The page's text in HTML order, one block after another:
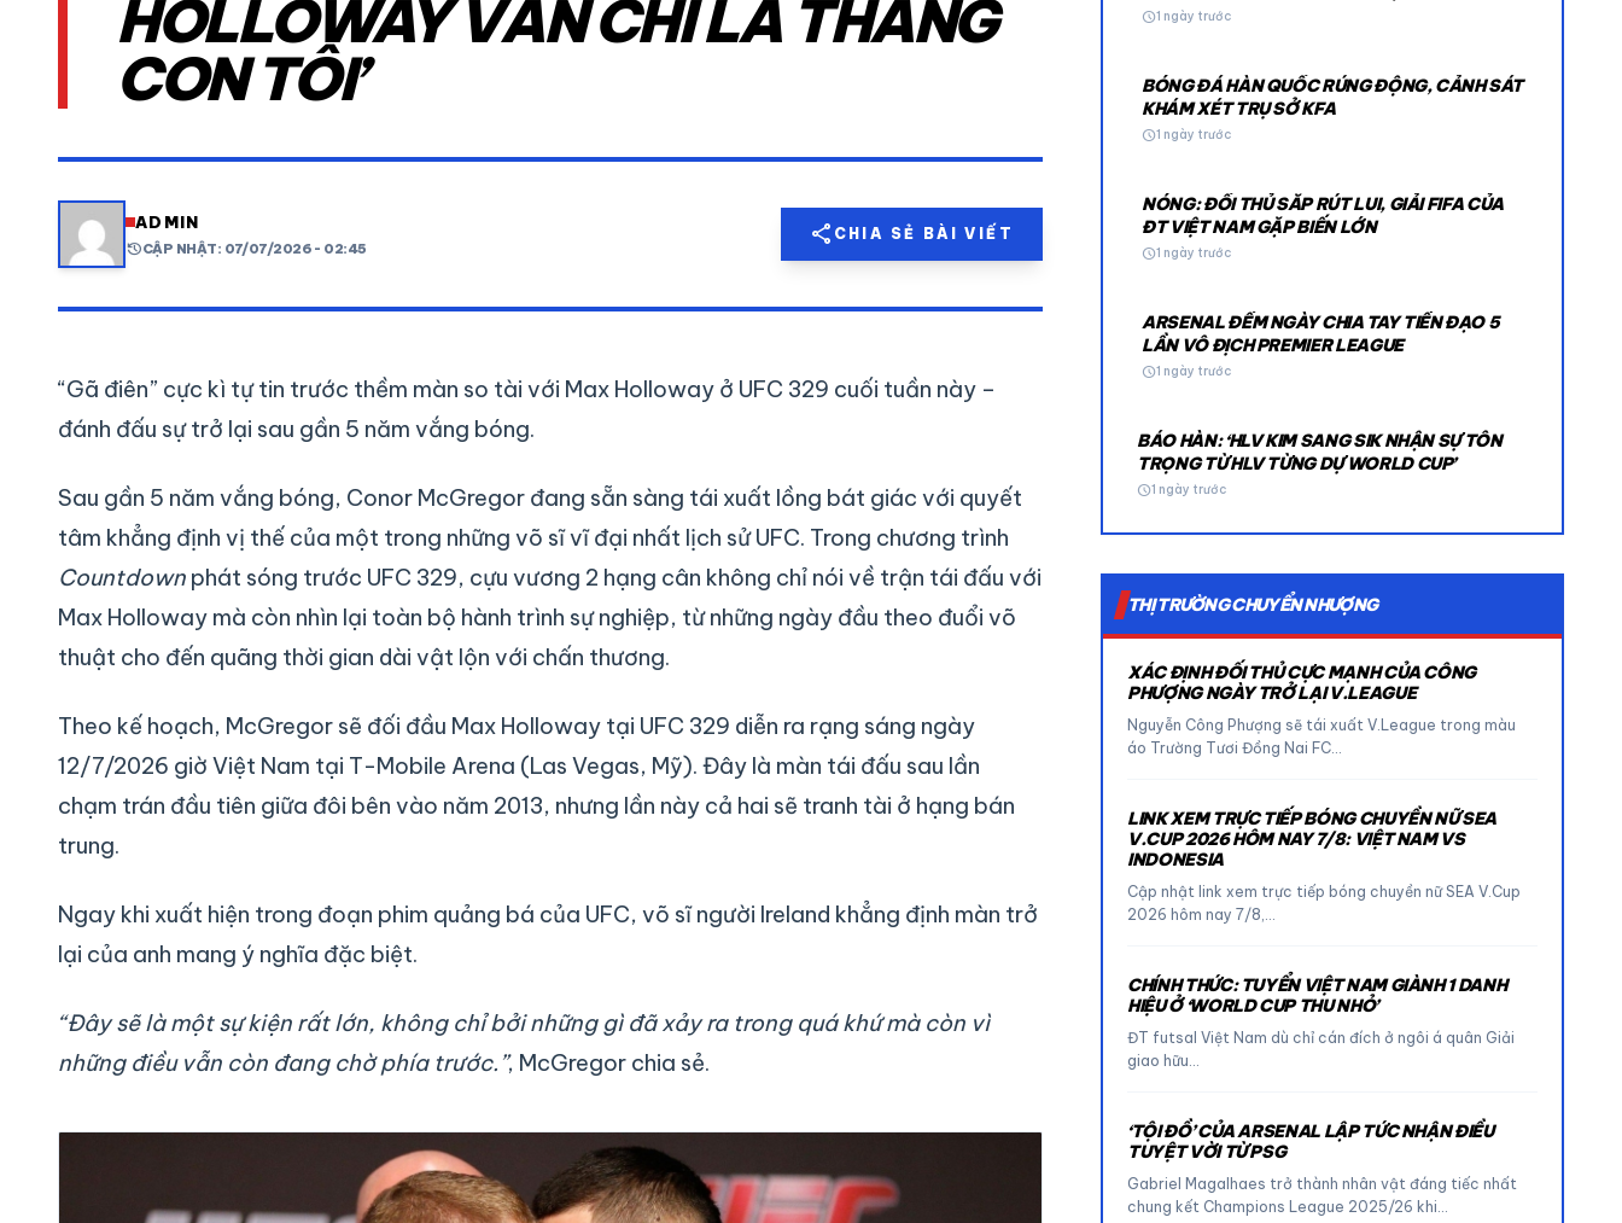
mail © 2026 TT24H
HOLLOWAY VẪN CHỈ LÀ THẰNG
CON TÔI’
ADMIN
historyCẬP NHẬT: 07/07/2026 - 02:45 share CHIA SẺ BÀI VIẾT
“Gã điên” cực kì tự tin trước thềm màn so tài với Max Holloway ở UFC 329 cuối tuần này –
đánh đấu sự trở lại sau gần 5 năm vắng bóng.
Sau gần 5 năm vắng bóng, Conor McGregor đang sẵn sàng tái xuất lồng bát giác với quyết
tâm khẳng định vị thế của một trong những võ sĩ vĩ đại nhất lịch sử UFC. Trong chương trình
Countdown phát sóng trước UFC 329, cựu vương 2 hạng cân không chỉ nói về trận tái đấu với
Max Holloway mà còn nhìn lại toàn bộ hành trình sự nghiệp, từ những ngày đầu theo đuổi võ
thuật cho đến quãng thời gian dài vật lộn với chấn thương.
Theo kế hoạch, McGregor sẽ đối đầu Max Holloway tại UFC 329 diễn ra rạng sáng ngày
12/7/2026 giờ Việt Nam tại T-Mobile Arena (Las Vegas, Mỹ). Đây là màn tái đấu sau lần
chạm trán đầu tiên giữa đôi bên vào năm 2013, nhưng lần này cả hai sẽ tranh tài ở hạng bán
trung.
Ngay khi xuất hiện trong đoạn phim quảng bá của UFC, võ sĩ người Ireland khẳng định màn trở
lại của anh mang ý nghĩa đặc biệt.
“Đây sẽ là một sự kiện rất lớn, không chỉ bởi những gì đã xảy ra trong quá khứ mà còn vì
những điều vẫn còn đang chờ phía trước.”, McGregor chia sẻ.
schedule1 ngày trước
BÓNG ĐÁ HÀN QUỐC RÚNG ĐỘNG, CẢNH SÁT
KHÁM XÉT TRỤ SỞ KFA
schedule1 ngày trước
NÓNG: ĐỐI THỦ SẮP RÚT LUI, GIẢI FIFA CỦA
ĐT VIỆT NAM GẶP BIẾN LỚN
schedule1 ngày trước
ARSENAL ĐẾM NGÀY CHIA TAY TIỀN ĐẠO 5
LẦN VÔ ĐỊCH PREMIER LEAGUE
schedule1 ngày trước
BÁO HÀN: ‘HLV KIM SANG SIK NHẬN SỰ TÔN
TRỌNG TỪ HLV TỪNG DỰ WORLD CUP’
schedule1 ngày trước
THỊ TRƯỜNG CHUYỂN NHƯỢNG
XÁC ĐỊNH ĐỐI THỦ CỰC MẠNH CỦA CÔNG
PHƯỢNG NGÀY TRỞ LẠI V.LEAGUE
Nguyễn Công Phượng sẽ tái xuất V.League trong màu
áo Trường Tươi Đồng Nai FC…
LINK XEM TRỰC TIẾP BÓNG CHUYỀN NỮ SEA
V.CUP 2026 HÔM NAY 7/8: VIỆT NAM VS
INDONESIA
Cập nhật link xem trực tiếp bóng chuyền nữ SEA V.Cup
2026 hôm nay 7/8,…
CHÍNH THỨC: TUYỂN VIỆT NAM GIÀNH 1 DANH
HIỆU Ở ‘WORLD CUP THU NHỎ’
ĐT futsal Việt Nam dù chỉ cán đích ở ngôi á quân Giải
giao hữu…
‘TỘI ĐỒ’ CỦA ARSENAL LẬP TỨC NHẬN ĐIỀU
TUYỆT VỜI TỪ PSG
Gabriel Magalhaes trở thành nhân vật đáng tiếc nhất
chung kết Champions League 2025/26 khi…